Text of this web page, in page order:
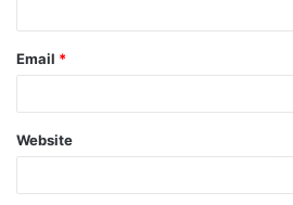
Email *
Website